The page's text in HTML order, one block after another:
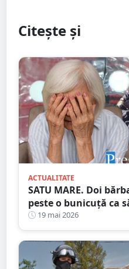
Citește și
ACTUALITATE
SATU MARE. Doi
peste o bunicuță ca
i-a pus pe fugă!
19 mai 2026